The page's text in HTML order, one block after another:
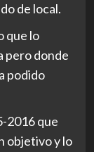
de local.
que lo
pero donde
podido
2016 que
objetivo y lo